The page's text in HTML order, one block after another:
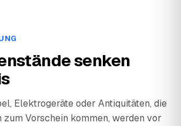
senken
Elektrogeräte oder Antiquitäten, die
zum Vorschein kommen, werden vor